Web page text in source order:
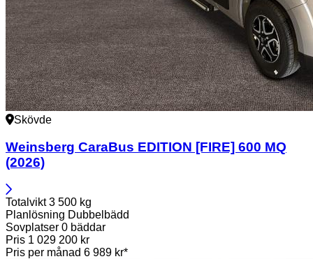
Skövde
Weinsberg CaraBus EDITION [FIRE] 600 MQ
(2026)
Totalvikt 3 500 kg
Planlösning Dubbelbädd
Sovplatser 0 bäddar
Pris 1 029 200 kr
Pris per månad 6 989 kr*